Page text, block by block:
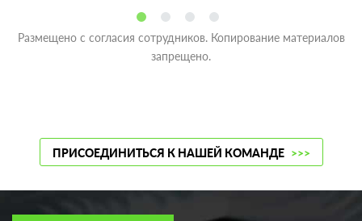
Размещено с согласия сотрудников. Копирование материалов
запрещено.
ПРИСОЕДИНИТЬСЯ К НАШЕЙ КОМАНДЕ >>>